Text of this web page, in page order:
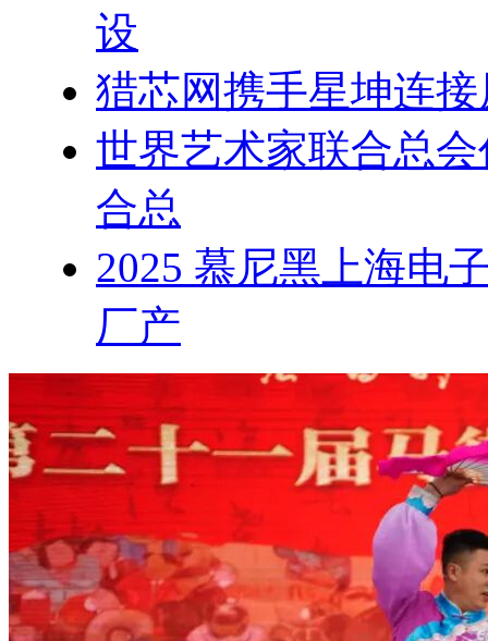
设
猎芯网携手星坤连
世界艺术家联合总
合总
2025 慕尼黑上海电
厂产